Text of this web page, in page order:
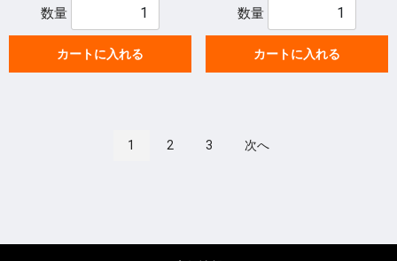
数量
カートに入れる
数量
カートに入れる
1 2 3 次へ